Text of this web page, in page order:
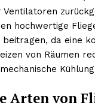
Ventilatoren
hochwertige
beitragen, da eine
von Räumen
Arten von